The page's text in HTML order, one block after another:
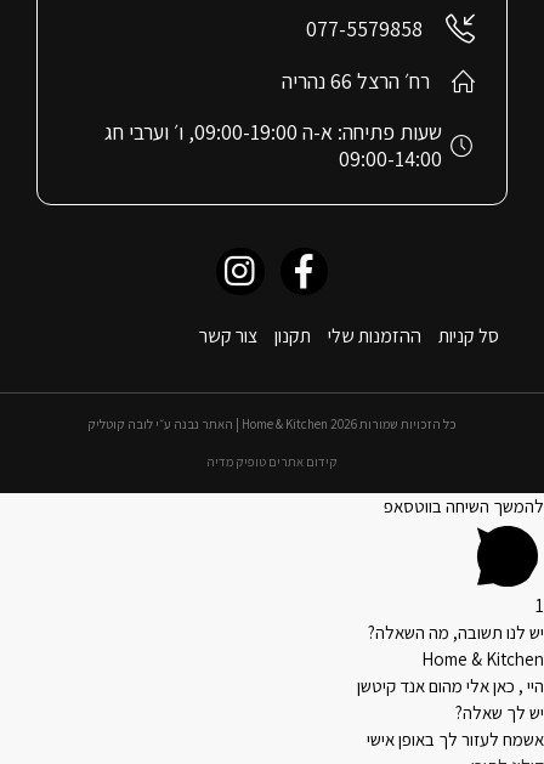
סל קניות ההזמנות שלי תקנון צור קשר
077-5579858
רח׳ הרצל 66 נהריה
שעות פתיחה: א-ה 09:00-19:00, ו׳ וערבי חג
09:00-14:00
כל הזכויות שמורות 2026 Home & Kitchen | האתר נבנה ע״י לובה קוטליק
קידום אתרים טופיק מדיה
להמשך השיחה בווטסאפ
1
יש לנו תשובה, מה השאלה?
Home & Kitchen
היי , כאן אלי מהום אנד קיטשן
יש לך שאלה?
אשמח לעזור לך באופן אישי